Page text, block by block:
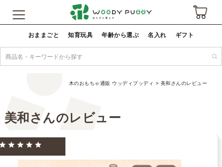
おままごと 知育玩具 年齢から選ぶ 名入れ ギフト
木のおもちゃ通販 ウッディプッディ 美和さんのレビュー
美和さんのレビュー